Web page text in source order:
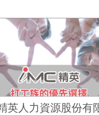
英人力資源股份有